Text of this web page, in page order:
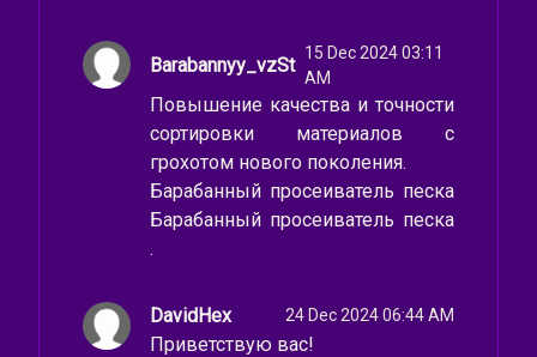
Barabannyy_vzSt
15 Dec 2024 03:11
AM
Повышение качества и точности
сортировки материалов с
грохотом нового поколения.
Барабанный просеиватель песка
Барабанный просеиватель песка
.
DavidHex 24 Dec 2024 06:44 AM
Приветствую вас!